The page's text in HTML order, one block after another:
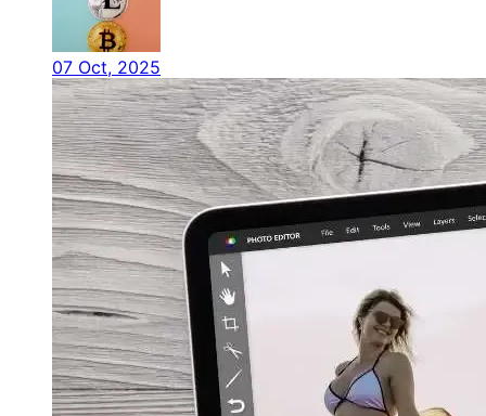
07 Oct, 2025